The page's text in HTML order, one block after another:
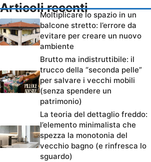
Articoli recenti
Moltiplicare lo spazio in un
balcone stretto: l’errore da
evitare per creare un nuovo
ambiente
Brutto ma indistruttibile: il
trucco della “seconda pelle”
per salvare i vecchi mobili
(senza spendere un
patrimonio)
La teoria del dettaglio freddo:
l’elemento minimalista che
spezza la monotonia del
vecchio bagno (e rinfresca lo
sguardo)